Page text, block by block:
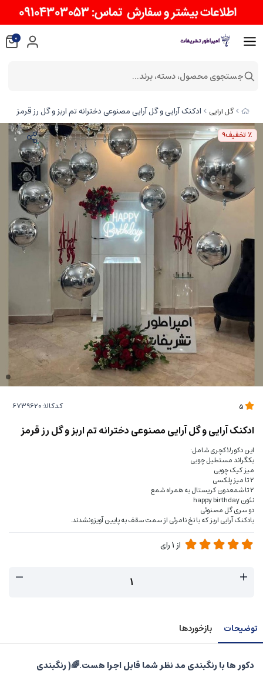
گل ارایی ادکنک آرایی و گل آرایی مصنوعی دخترانه تم اربز و گل رز قرمز
٪ تخفیف9
کدکالا:
ادکنک آرایی و گل آرایی مصنوعی دخترانه تم اربز و گل رز قرمز
این دکورلاکچری شامل:
بکگراند مستطیل چوبی
میز کیک چوبی
2 تا میز پلکسی
2 تا شمعدون کریستال به همراه شمع
نئون happy birthday
دو سری گل مصنوئی
بادکنک آرایی اربز که با نخ نامرئی از سمت سقف به پایین آویزونشدند.
از 1رای
توضیحات بازخوردها
دکور ها با رنگبندی مد نظر شما قابل اجرا هست.🌈( رنگبندی
0
جستجوی محصول، دسته، برند...